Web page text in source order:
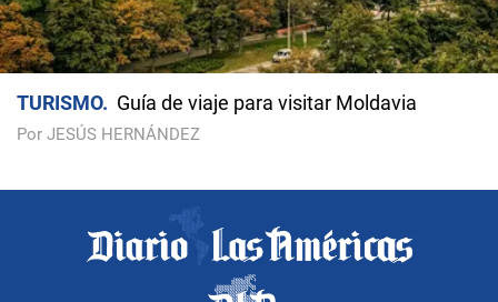
TURISMO Guía de viaje para visitar Moldavia
Por JESÚS HERNÁNDEZ